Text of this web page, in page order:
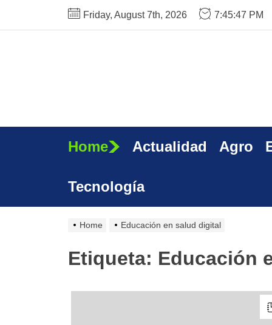
Friday, August 7th, 2026 7:45:48 PM
Home Actualidad Agro
Tecnología
Home Educación en salud digital
Etiqueta: Educación